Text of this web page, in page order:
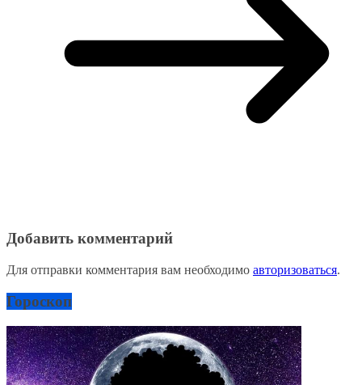
Добавить комментарий
Для отправки комментария вам необходимо авторизоваться.
Гороскоп